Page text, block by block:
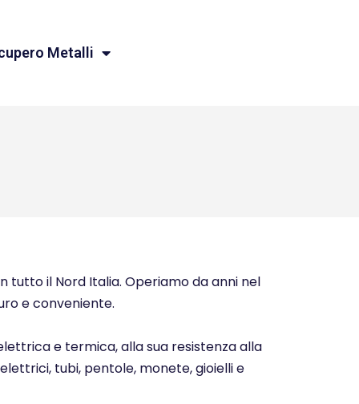
Metalli
tutto il Nord Italia. Operiamo da anni nel
e conveniente.
e termica, alla sua resistenza alla
tubi, pentole, monete, gioielli e